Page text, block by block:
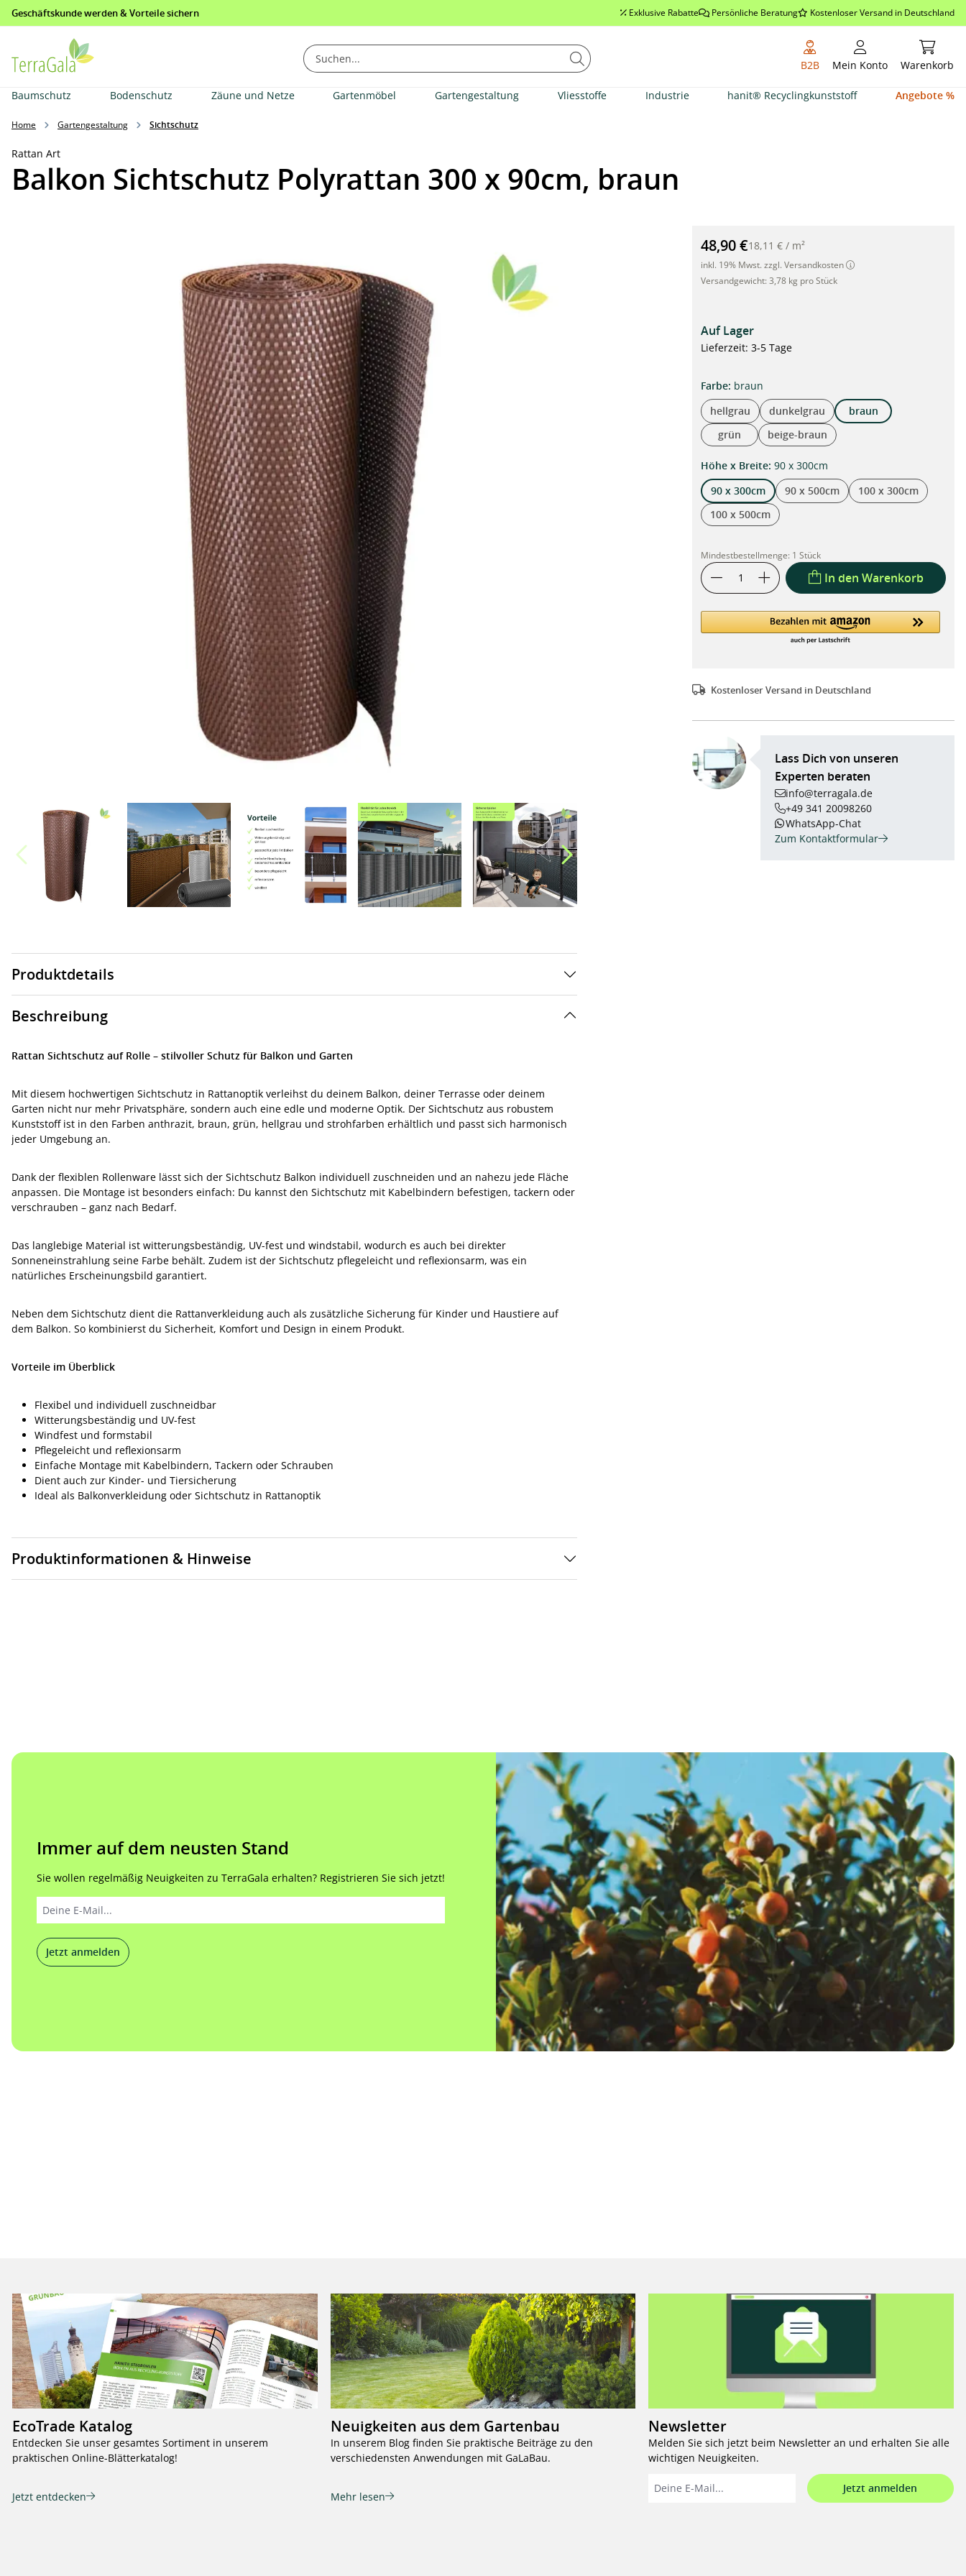
Zur Hauptnavigation springen
Geschäftskunde werden & Vorteile sichern Exklusive Rabatte Persönliche Beratung Kostenloser Versand in Deutschland
B2B Mein Konto Warenkorb
Baumschutz Bodenschutz Zäune und Netze Gartenmöbel Gartengestaltung Vliesstoffe Industrie hanit® Recyclingkunststoff Angebote %
Home Gartengestaltung Sichtschutz
Rattan Art
Balkon Sichtschutz Polyrattan 300 x 90cm, braun
Balkon Sichtschutz Polyrattan 300 x 90cm, braun"
48,90 €18,11 € / m²
inkl. 19% Mwst. zzgl. Versandkosten
Versandgewicht: 3,78 kg pro Stück
Auf Lager
Lieferzeit: 3-5 Tage
Farbeauswählen
: braun
hellgrau
dunkelgrau
braun
grün
beige-braun
Höhe x Breiteauswählen
:90 x 300cm
90 x 300cm
90 x 500cm
100 x 300cm
100 x 500cm
Mindestbestellmenge: 1 Stück
In den Warenkorb
Kostenloser Versand in Deutschland
Lass Dich von unseren
Experten beraten
info@terragala.de
+49 341 20098260
WhatsApp-Chat
Zum Kontaktformular
Produktdetails
Beschreibung
Rattan Sichtschutz auf Rolle – stilvoller Schutz für Balkon und Garten
Mit diesem hochwertigen Sichtschutz in Rattanoptik verleihst du deinem Balkon, deiner Terrasse oder deinem
Garten nicht nur mehr Privatsphäre, sondern auch eine edle und moderne Optik. Der Sichtschutz aus robustem
Kunststoff ist in den Farben anthrazit, braun, grün, hellgrau und strohfarben erhältlich und passt sich harmonisch
jeder Umgebung an.
Dank der flexiblen Rollenware lässt sich der Sichtschutz Balkon individuell zuschneiden und an nahezu jede Fläche
anpassen. Die Montage ist besonders einfach: Du kannst den Sichtschutz mit Kabelbindern befestigen, tackern oder
verschrauben – ganz nach Bedarf.
Das langlebige Material ist witterungsbeständig, UV-fest und windstabil, wodurch es auch bei direkter
Sonneneinstrahlung seine Farbe behält. Zudem ist der Sichtschutz pflegeleicht und reflexionsarm, was ein
natürliches Erscheinungsbild garantiert.
Neben dem Sichtschutz dient die Rattanverkleidung auch als zusätzliche Sicherung für Kinder und Haustiere auf
dem Balkon. So kombinierst du Sicherheit, Komfort und Design in einem Produkt.
Vorteile im Überblick
Flexibel und individuell zuschneidbar
Witterungsbeständig und UV-fest
Windfest und formstabil
Pflegeleicht und reflexionsarm
Einfache Montage mit Kabelbindern, Tackern oder Schrauben
Dient auch zur Kinder- und Tiersicherung
Ideal als Balkonverkleidung oder Sichtschutz in Rattanoptik
Produktinformationen & Hinweise
Immer auf dem neusten Stand
Sie wollen regelmäßig Neuigkeiten zu TerraGala erhalten? Registrieren Sie sich jetzt!
Jetzt anmelden
EcoTrade Katalog
Entdecken Sie unser gesamtes Sortiment in unserem
praktischen Online-Blätterkatalog!
Jetzt entdecken
Neuigkeiten aus dem Gartenbau
In unserem Blog finden Sie praktische Beiträge zu den
verschiedensten Anwendungen mit GaLaBau.
Mehr lesen
Newsletter
Melden Sie sich jetzt beim Newsletter an und erhalten Sie alle
wichtigen Neuigkeiten.
Jetzt anmelden